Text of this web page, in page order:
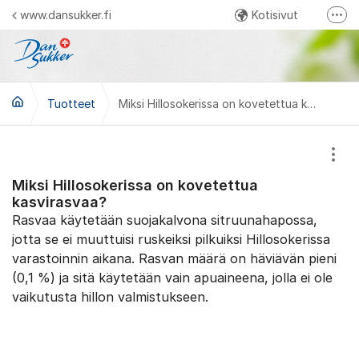
Siirry sisältöön
www.dansukker.fi Kotisivut
Instagram Dansukker Suomi
YouTube Dansukker Suomi
Tuotteet Miksi Hillosokerissa on kovetettua kasvirasvaa?
Miksi Hillosokerissa on kovetettua
kasvirasvaa?
Rasvaa käytetään suojakalvona sitruunahapossa,
jotta se ei muuttuisi ruskeiksi pilkuiksi Hillosokerissa
varastoinnin aikana. Rasvan määrä on häviävän pieni
(0,1 %) ja sitä käytetään vain apuaineena, jolla ei ole
vaikutusta hillon valmistukseen.